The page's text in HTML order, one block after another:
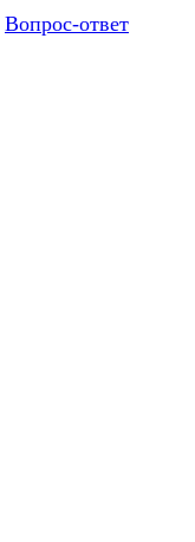
Вопрос-ответ